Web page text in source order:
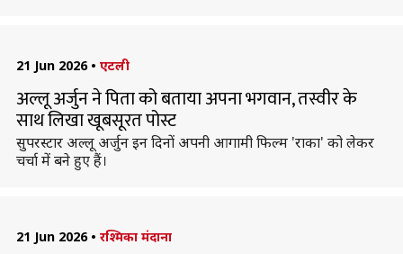
21 Jun 2026 • एटली
अल्लू अर्जुन ने पिता को बताया अपना भगवान, तस्वीर के
साथ लिखा खूबसूरत पोस्ट
सुपरस्टार अल्लू अर्जुन इन दिनों अपनी आगामी फिल्म 'राका' को लेकर
चर्चा में बने हुए हैं।
21 Jun 2026 • रश्मिका मंदाना